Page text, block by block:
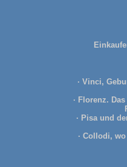
· Vinci,
· Florenz.
· Pisa und
· Collodi,